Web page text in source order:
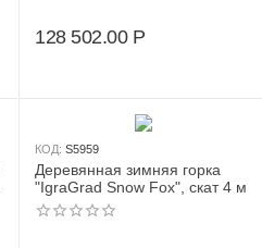
128 502.00 Р
КОД: S5959
Деревянная зимняя горка
"IgraGrad Snow Fox", скат 4 м